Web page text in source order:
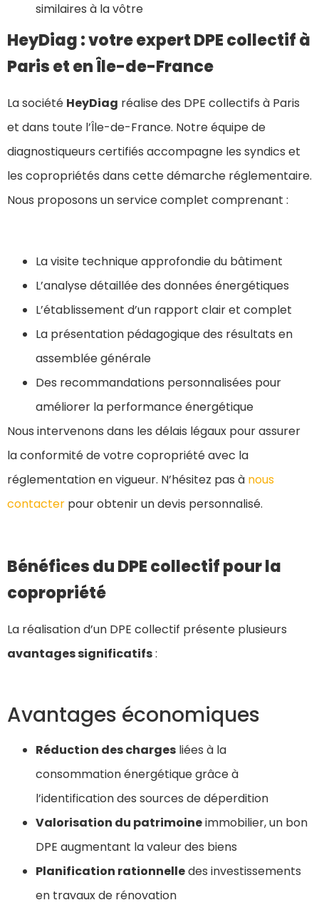
similaires à la vôtre
HeyDiag : votre expert DPE collectif à
Paris et en Île-de-France
La société HeyDiag réalise des DPE collectifs à Paris
et dans toute l’Île-de-France. Notre équipe de
diagnostiqueurs certifiés accompagne les syndics et
les copropriétés dans cette démarche réglementaire.
Nous proposons un service complet comprenant :
La visite technique approfondie du bâtiment
L’analyse détaillée des données énergétiques
L’établissement d’un rapport clair et complet
La présentation pédagogique des résultats en
assemblée générale
Des recommandations personnalisées pour
améliorer la performance énergétique
Nous intervenons dans les délais légaux pour assurer
la conformité de votre copropriété avec la
réglementation en vigueur. N’hésitez pas à nous
contacter pour obtenir un devis personnalisé.
Bénéfices du DPE collectif pour la
copropriété
La réalisation d’un DPE collectif présente plusieurs
avantages significatifs:
Avantages économiques
Réduction des charges liées à la
consommation énergétique grâce à
l’identification des sources de déperdition
Valorisation du patrimoineimmobilier, un bon
DPE augmentant la valeur des biens
Planification rationnelledes investissements
en travaux de rénovation